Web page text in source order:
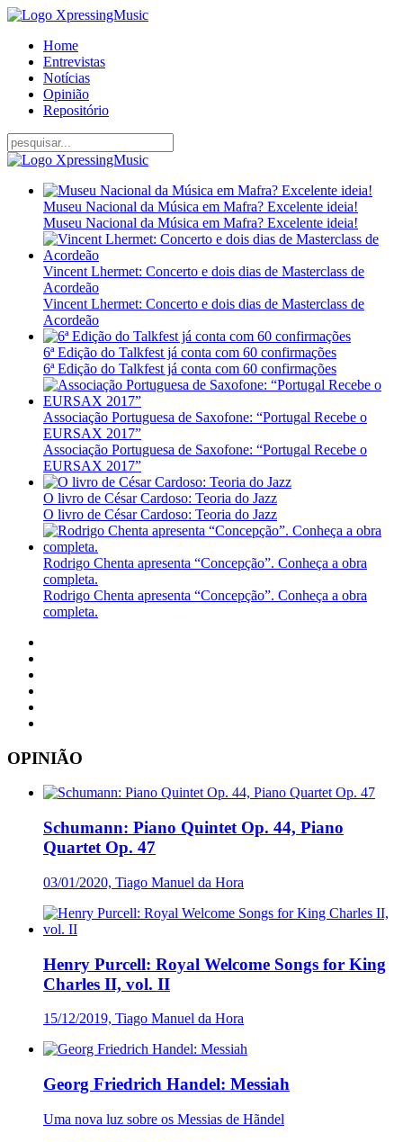
Home
Entrevistas
Notícias
Opinião
Repositório
Museu Nacional da Música em Mafra? Excelente ideia!
Museu Nacional da Música em Mafra? Excelente ideia!
Vincent Lhermet: Concerto e dois dias de Masterclass de
Acordeão
Vincent Lhermet: Concerto e dois dias de Masterclass de
Acordeão
6ª Edição do Talkfest já conta com 60 confirmações
6ª Edição do Talkfest já conta com 60 confirmações
Associação Portuguesa de Saxofone: “Portugal Recebe o
EURSAX 2017”
Associação Portuguesa de Saxofone: “Portugal Recebe o
EURSAX 2017”
O livro de César Cardoso: Teoria do Jazz
O livro de César Cardoso: Teoria do Jazz
Rodrigo Chenta apresenta “Concepção”. Conheça a obra
completa.
Rodrigo Chenta apresenta “Concepção”. Conheça a obra
completa.
OPINIÃO
Schumann: Piano Quintet Op. 44, Piano
Quartet Op. 47
03/01/2020, Tiago Manuel da Hora
Henry Purcell: Royal Welcome Songs for King
Charles II, vol. II
15/12/2019, Tiago Manuel da Hora
Georg Friedrich Handel: Messiah
Uma nova luz sobre os Messias de Hãndel